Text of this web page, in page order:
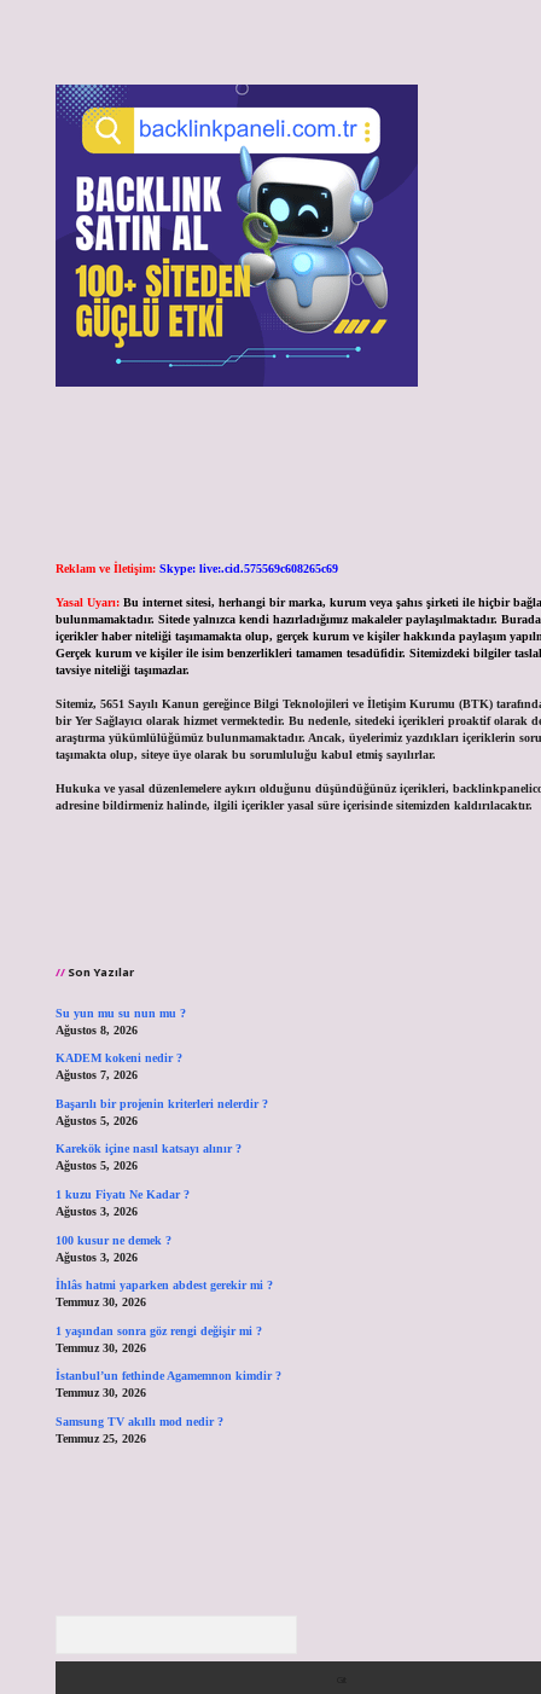
Reklam ve İletişim: Skype: live:.cid.575569c608265c69
Yasal Uyarı: Bu internet sitesi, herhangi bir marka, kurum veya şahıs şirketi ile hiçbir
bulunmamaktadır. Sitede yalnızca kendi hazırladığımız makaleler paylaşılmaktadır.
içerikler haber niteliği taşımamakta olup, gerçek kurum ve kişiler hakkında paylaşım
Gerçek kurum ve kişiler ile isim benzerlikleri tamamen tesadüfidir. Sitemizdeki bilgiler
tavsiye niteliği taşımazlar.
Sitemiz, 5651 Sayılı Kanun gereğince Bilgi Teknolojileri ve İletişim Kurumu (BTK)
bir Yer Sağlayıcı olarak hizmet vermektedir. Bu nedenle, sitedeki içerikleri proaktif olarak
araştırma yükümlülüğümüz bulunmamaktadır. Ancak, üyelerimiz yazdıkları içeriklerin
taşımakta olup, siteye üye olarak bu sorumluluğu kabul etmiş sayılırlar.
Hukuka ve yasal düzenlemelere aykırı olduğunu düşündüğünüz içerikleri,
adresine bildirmeniz halinde, ilgili içerikler yasal süre içerisinde sitemizden kaldırılacaktır.
Son Yazılar
Su yun mu su nun mu ?
Ağustos 8, 2026
KADEM kokeni nedir ?
Ağustos 7, 2026
Başarılı bir projenin kriterleri nelerdir ?
Ağustos 5, 2026
Karekök içine nasıl katsayı alınır ?
Ağustos 5, 2026
1 kuzu Fiyatı Ne Kadar ?
Ağustos 3, 2026
100 kusur ne demek ?
Ağustos 3, 2026
İhlâs hatmi yaparken abdest gerekir mi ?
Temmuz 30, 2026
1 yaşından sonra göz rengi değişir mi ?
Temmuz 30, 2026
İstanbul’un fethinde Agamemnon kimdir ?
Temmuz 30, 2026
Samsung TV akıllı mod nedir ?
Temmuz 25, 2026